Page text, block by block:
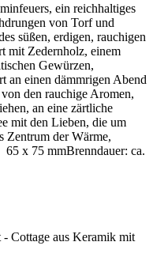
ein reichhaltiges
von Torf und
süßen, erdigen, rauchigen
mit Zedernholz, einem
Gewürzen,
an einen dämmrigen Abend
den rauchige Aromen,
an eine zärtliche
mit den Lieben, die um
Zentrum der Wärme,
x 75 mmBrenndauer: ca.